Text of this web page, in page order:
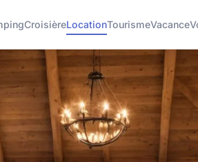
CroisièreLocationTourismeVacance